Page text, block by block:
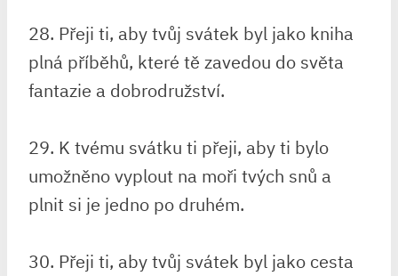
28. Přeji ti, aby tvůj svátek byl jako kniha
plná příběhů, které tě zavedou do světa
fantazie a dobrodružství.
29. K tvému svátku ti přeji, aby ti bylo
umožněno vyplout na moři tvých snů a
plnit si je jedno po druhém.
30. Přeji ti, aby tvůj svátek byl jako cesta